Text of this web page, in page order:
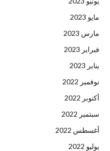
مايو 2023
مارس 2023
فبراير 2023
يناير 2023
نوفمبر 2022
أكتوبر 2022
سبتمبر 2022
أغسطس 2022
يوليو 2022